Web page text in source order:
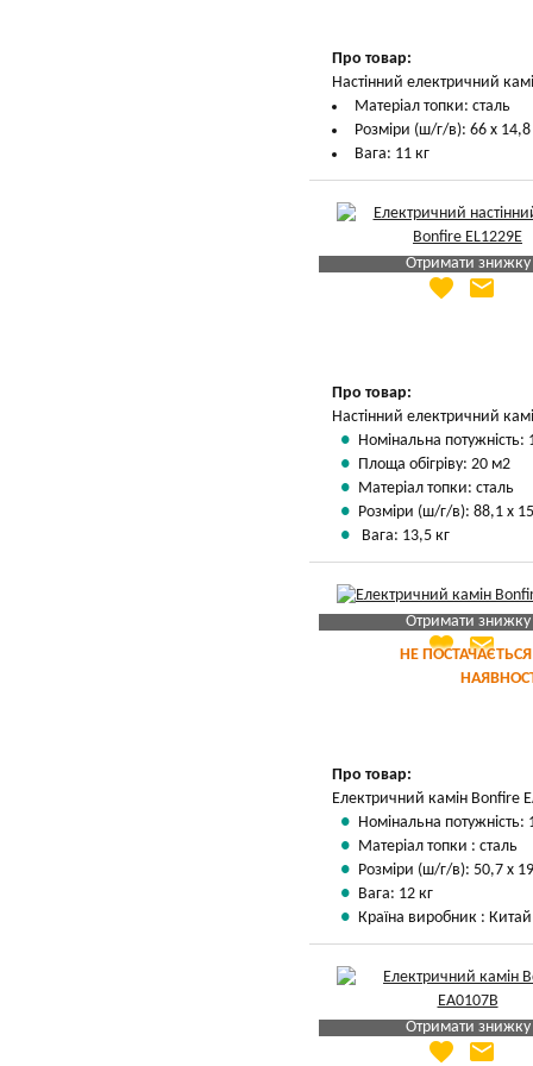
Про товар:
Настінний електричний
Матеріал топки: сталь
Розміри (ш/г/в): 66 х
Вага: 11 кг
Отримати знижку
Яка Ваша ціна
favorite email
Про товар:
Настінний електричний
Номінальна потужність:
Площа обігріву: 20 м2
Матеріал топки: сталь
Розміри (ш/г/в): 88,1 х
Вага: 13,5 кг
НЕ
Отримати знижку
Яка Ваша ціна ?
Вказати мою ціну
favorite email
Про товар:
Електричний камін Bonfire
Номінальна потужність:
Матеріал топки : сталь
Розміри (ш/г/в): 50,7 х
Вага: 12 кг
Країна виробник : Китай
Отримати знижку
Яка Ваша ціна
favorite email